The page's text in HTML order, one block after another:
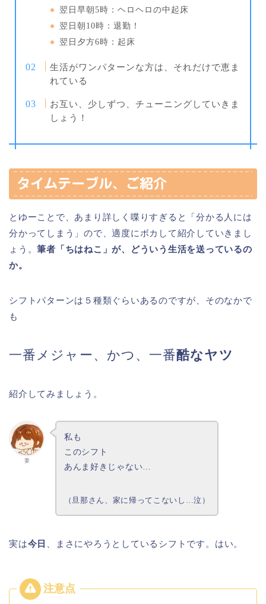
翌日早朝5時：ヘロヘロの中起床
翌日朝10時：退勤！
翌日夕方6時：起床
生活がワンパターンな方は、それだけで恵ま
れている
お互い、少しずつ、チューニングしていきま
しょう！
タイムテーブル、ご紹介
とゆーことで、あまり詳しく喋りすぎると「分かる人には
分かってしまう」ので、適度にボカして紹介していきまし
ょう。筆者「ちはねこ」が、どういう生活を送っているの
か。
シフトパターンは５種類ぐらいあるのですが、そのなかで
も
一番メジャー、かつ、一番酷なヤツ
紹介してみましょう。
妻
私も
このシフト
あんま好きじゃない…
（旦那さん、家に帰ってこないし…泣）
実は今日 、まさにやろうとしているシフトです。はい。